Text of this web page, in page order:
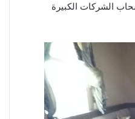
الشركات الكبيرة